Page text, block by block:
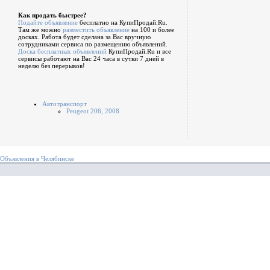
Как продать быстрее?
Подайте объявление бесплатно на КупиПродай.Ru.
Там же можно разместить объявление на 100 и более
досках. Работа будет сделана за Вас вручную
сотрудниками сервиса по размещению объявлений.
Доска бесплатных объявлений КупиПродай.Ru и все
сервисы работают на Вас 24 часа в сутки 7 дней в
неделю без перерывов!
Автотранспорт
Peugeot 206, 2008
Объявления в Челябинске